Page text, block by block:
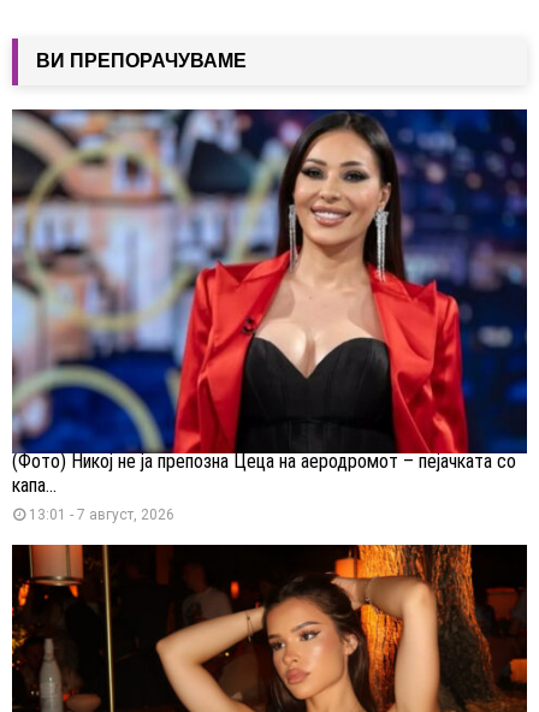
ВИ ПРЕПОРАЧУВАМЕ
(Фото) Никој не ја препозна Цеца на аеродромот – пејачката со
капа...
13:01 - 7 август, 2026